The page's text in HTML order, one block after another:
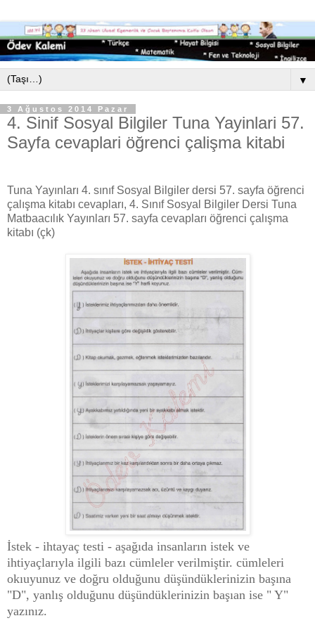
▼
3 Ağustos 2014 Pazar
4. Sinif Sosyal Bilgiler Tuna Yayinlari 57.
Sayfa cevaplari öğrenci çalişma kitabi
Tuna Yayınları 4. sınıf Sosyal Bilgiler dersi 57. sayfa öğrenci
çalışma kitabı cevapları, 4. Sınıf Sosyal Bilgiler Dersi Tuna
Matbaacılık Yayınları 57. sayfa cevapları öğrenci çalışma
kitabı (çk)
İstek - ihtayaç testi - aşağıda insanların istek ve
ihtiyaçlarıyla ilgili bazı cümleler verilmiştir. cümleleri
okıuyunuz ve doğru olduğunu düşündüklerinizin başına
"D", yanlış olduğunu düşündüklerinizin başıan ise " Y"
yazınız.